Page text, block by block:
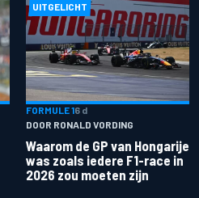
UITGELICHT
FORMULE 16 d
DOOR RONALD VORDING
Waarom de GP van Hongarije
was zoals iedere F1-race in
2026 zou moeten zijn